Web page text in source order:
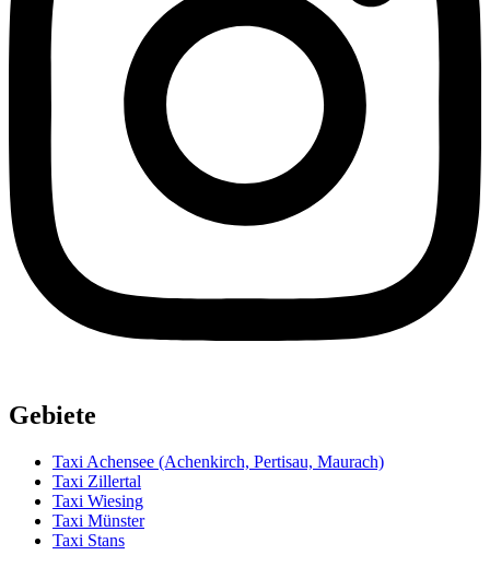
Gebiete
Taxi Achensee (Achenkirch, Pertisau, Maurach)
Taxi Zillertal
Taxi Wiesing
Taxi Münster
Taxi Stans